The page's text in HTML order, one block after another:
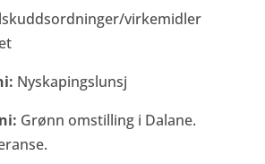
virkemidler
Nyskapingslunsj
Grønn omstilling i Dalane.